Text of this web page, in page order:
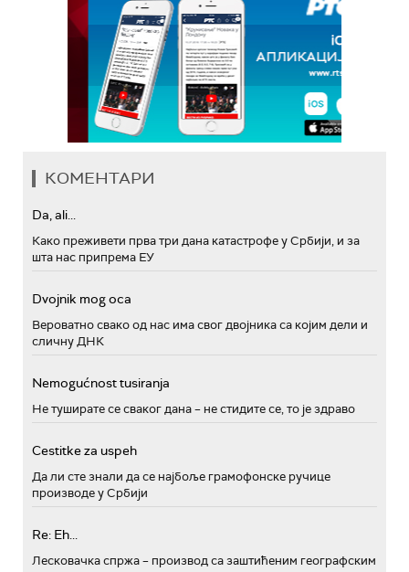
КОМЕНТАРИ
Da, ali...
Како преживети прва три дана катастрофе у Србији, и за
шта нас припрема ЕУ
Dvojnik mog oca
Вероватно свако од нас има свог двојника са којим дели и
сличну ДНК
Nemogućnost tusiranja
Не туширате се сваког дана – не стидите се, то је здраво
Cestitke za uspeh
Да ли сте знали да се најбоље грамофонске ручице
производе у Србији
Re: Eh...
Лесковачка спржа – производ са заштићеним географским